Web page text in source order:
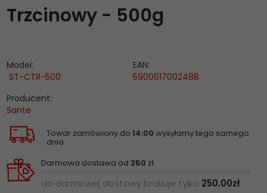
Trzcinowy - 500g
Model:
ST-CTR-500
EAN:
5900617002488
Producent:
Sante
Towar zamówiony do 14:00 wysyłamy tego samego
dnia
Darmowa dostawa od 250 zł
do darmowej dostawy brakuje tylko 250.00zł